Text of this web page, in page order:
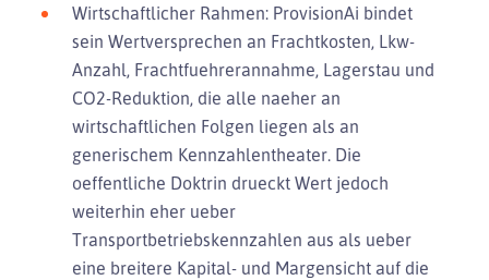
Wirtschaftlicher Rahmen: ProvisionAi bindet
sein Wertversprechen an Frachtkosten, Lkw-
Anzahl, Frachtfuehrerannahme, Lagerstau und
CO2-Reduktion, die alle naeher an
wirtschaftlichen Folgen liegen als an
generischem Kennzahlentheater. Die
oeffentliche Doktrin drueckt Wert jedoch
weiterhin eher ueber
Transportbetriebskennzahlen aus als ueber
eine breitere Kapital- und Margensicht auf die